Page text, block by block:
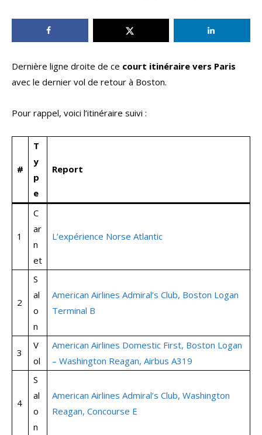
Dernière ligne droite de ce court itinéraire vers Paris
avec le dernier vol de retour à Boston.
Pour rappel, voici l’itinéraire suivi :
#
T
y
p
e
Report
1
C
ar
n
et
L’expérience Norse Atlantic
2
S
al
o
n
American Airlines Admiral’s Club, Boston Logan
Terminal B
3
V
ol
American Airlines Domestic First, Boston Logan
– Washington Reagan, Airbus A319
4
S
al
o
n
American Airlines Admiral’s Club, Washington
Reagan, Concourse E